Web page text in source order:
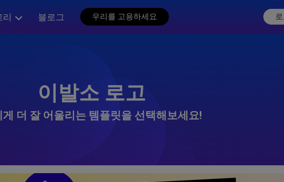
리 블로그 우리를 고용하세요
이발소 로고
게 더 잘 어울리는 템플릿을 선택해보세요!